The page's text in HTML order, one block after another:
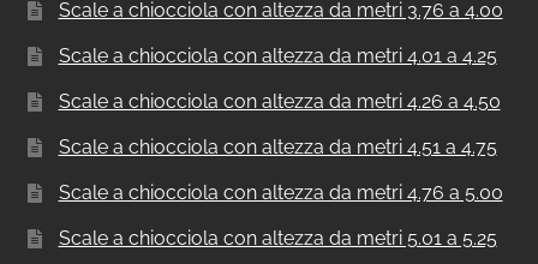
Scale a chiocciola con altezza da metri 3.76 a 4.00
Scale a chiocciola con altezza da metri 4.01 a 4.25
Scale a chiocciola con altezza da metri 4.26 a 4.50
Scale a chiocciola con altezza da metri 4.51 a 4.75
Scale a chiocciola con altezza da metri 4.76 a 5.00
Scale a chiocciola con altezza da metri 5.01 a 5.25